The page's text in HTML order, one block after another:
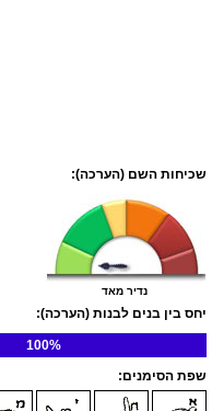
שכיחות השם (הערכה):
נדיר מאד
יחס בין בנים לבנות (הערכה):
100%
שפת הסימנים: